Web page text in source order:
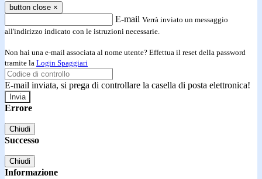
button close ×
E-mail Verrà inviato un messaggio
all'indirizzo indicato con le istruzioni necessarie.
Non hai una e-mail associata al nome utente? Effettua il reset della password
tramite la Login Spaggiari
E-mail inviata, si prega di controllare la casella di posta elettronica!
Errore
Chiudi
Successo
Chiudi
Informazione